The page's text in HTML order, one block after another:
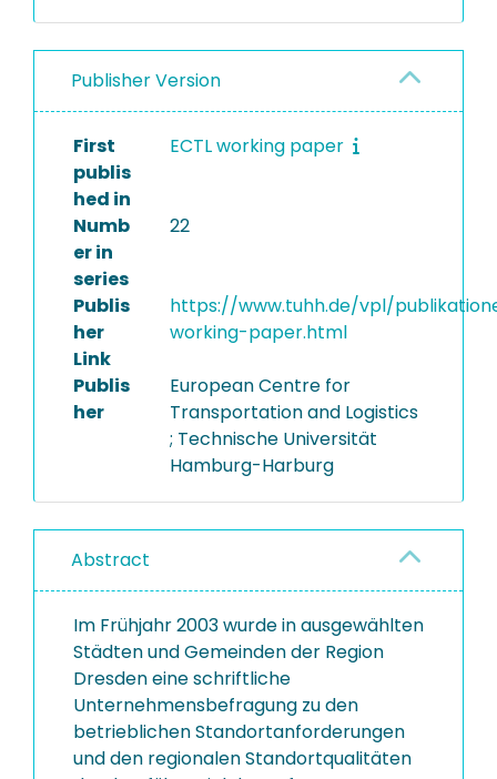
Publisher Version
First
publis
hed in
ECTL working paper
Numb
er in
series
22
Publis
her
Link
https://www.tuhh.de/vpl/
working-paper.html
Publis
her
European Centre for
Transportation and Logistics
; Technische Universität
Hamburg-Harburg
Abstract
Im Frühjahr 2003 wurde in ausgewählten
Städten und Gemeinden der Region
Dresden eine schriftliche
Unternehmensbefragung zu den
betrieblichen Standortanforderungen
und den regionalen Standortqualitäten